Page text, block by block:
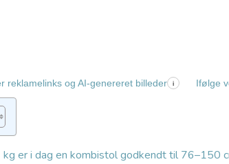
reklamelinks og AI-genereret billeder i Ifølge
er i dag en kombistol godkendt til 76–150